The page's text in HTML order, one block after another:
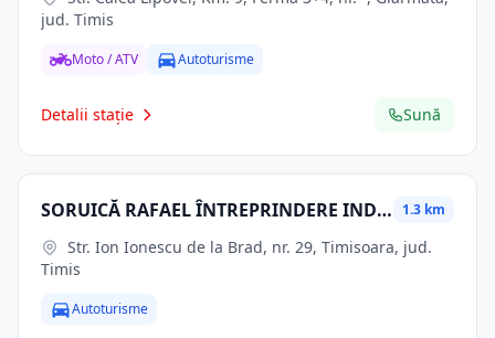
jud. Timis
Moto / ATV Autoturisme
Detalii stație Sună
SORUICĂ RAFAEL ÎNTREPRINDERE INDIVIDUALĂ 1.3 km
Timis
Autoturisme